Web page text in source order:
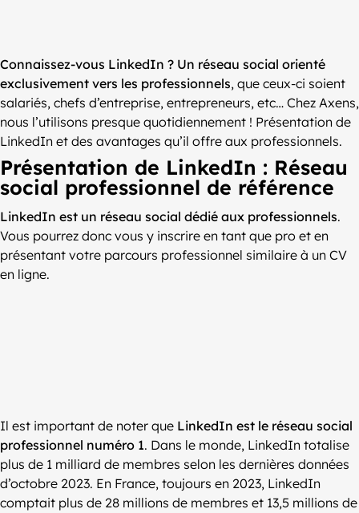
Connaissez-vous LinkedIn ? Un réseau social orienté
exclusivement vers les professionnels, que ceux-ci soient
salariés, chefs d’entreprise, entrepreneurs, etc… Chez Axens,
nous l’utilisons presque quotidiennement ! Présentation de
LinkedIn et des avantages qu’il offre aux professionnels.
Présentation de LinkedIn : Réseau
social professionnel de référence
LinkedIn est un réseau social dédié aux professionnels.
Vous pourrez donc vous y inscrire en tant que pro et en
présentant votre parcours professionnel similaire à un CV
en ligne.
Il est important de noter que LinkedIn est le réseau social
professionnel numéro 1. Dans le monde, LinkedIn totalise
plus de 1 milliard de membres selon les dernières données
d’octobre 2023. En France, toujours en 2023, LinkedIn
comptait plus de 28 millions de membres et 13,5 millions de